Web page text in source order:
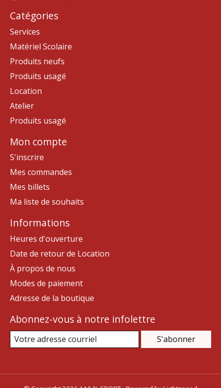
Catégories
Services
Matériel Scolaire
Produits neufs
Produits usagé
Location
Atelier
Produits usagé
Mon compte
S'inscrire
Mes commandes
Mes billets
Ma liste de souhaits
Informations
Heures d'ouverture
Date de retour de Location
À propos de nous
Modes de paiement
Adresse de la boutique
Abonnez-vous à notre infolettre
S'abonner